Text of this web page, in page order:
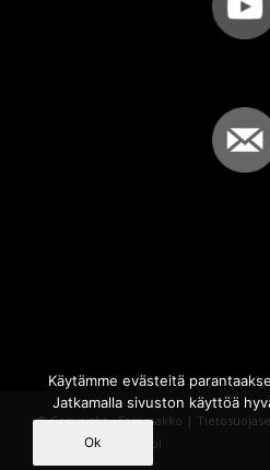
© Copyright - Sammakko |
Powered by
iQWebbi
Käytämme evästeitä
Jatkamalla sivuston käyttöä
Ok